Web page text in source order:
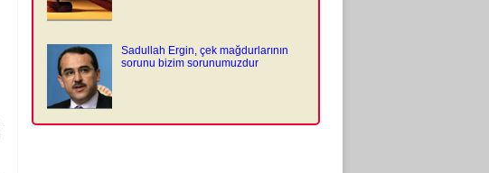
Sadullah Ergin, çek mağdurlarının
sorunu bizim sorunumuzdur